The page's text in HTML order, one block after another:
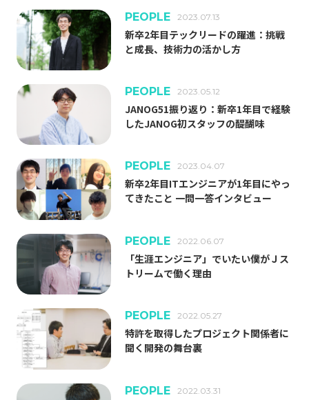
CULTURE
NEWS/EVENTS
ABOUT US
事業紹介
エンジニア組織が目指すもの
Jストリーム・技術の歴史
キャリア形成
働く環境
GLOSSARY
動画配信 用語集
PEOPLE 2023.07.13
新卒2年目テックリードの躍進：挑戦
と成長、技術力の活かし方
PEOPLE 2023.05.12
JANOG51振り返り：新卒1年目で経験
したJANOG初スタッフの醍醐味
PEOPLE 2023.04.07
新卒2年目ITエンジニアが1年目にやっ
てきたこと 一問一答インタビュー
PEOPLE 2022.06.07
「生涯エンジニア」でいたい僕がＪス
トリームで働く理由
PEOPLE 2022.05.27
特許を取得したプロジェクト関係者に
聞く開発の舞台裏
PEOPLE 2022.03.31